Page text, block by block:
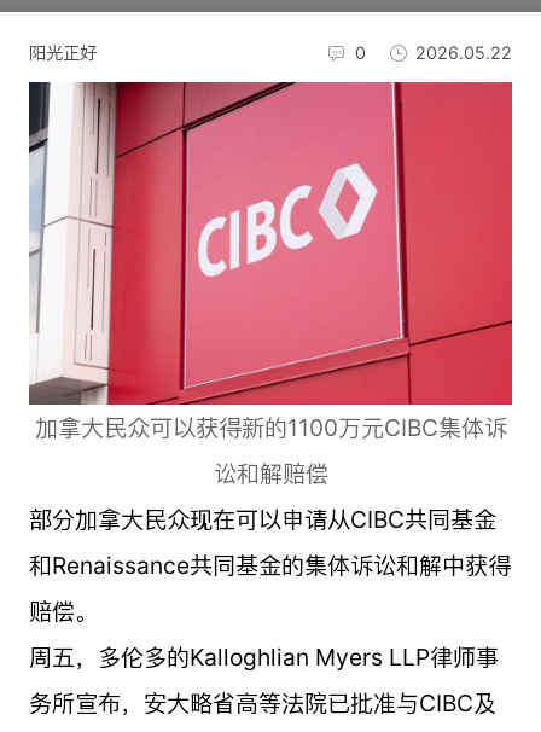
阳光正好 0 2026.05.22
加拿大民众可以获得新的1100万元CIBC集体诉
讼和解赔偿
部分加拿大民众现在可以申请从CIBC共同基金
和Renaissance共同基金的集体诉讼和解中获得
赔偿。
周五，多伦多的Kalloghlian Myers LLP律师事
务所宣布，安大略省高等法院已批准与CIBC及